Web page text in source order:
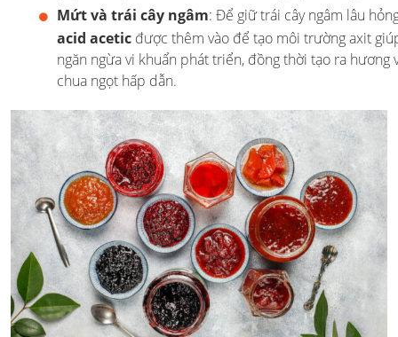
Mứt và trái cây ngâm: Để giữ trái cây ngâm lâu
acid acetic được thêm vào để tạo môi trường axit
ngăn ngừa vi khuẩn phát triển, đồng thời tạo ra hương
chua ngọt hấp dẫn.